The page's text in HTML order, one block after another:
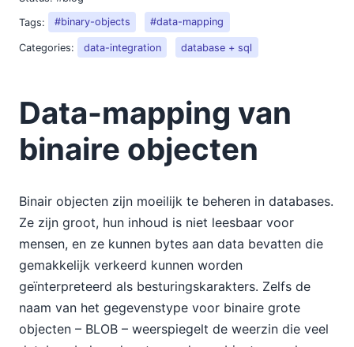
Tags:
#binary-objects #data-mapping
Categories: data-integration database + sql
Data-mapping van
binaire objecten
Binair objecten zijn moeilijk te beheren in databases.
Ze zijn groot, hun inhoud is niet leesbaar voor
mensen, en ze kunnen bytes aan data bevatten die
gemakkelijk verkeerd kunnen worden
geïnterpreteerd als besturingskarakters. Zelfs de
naam van het gegevenstype voor binaire grote
objecten – BLOB – weerspiegelt de weerzin die veel